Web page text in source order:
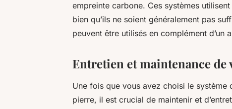
empreinte carbone. Ces systèmes
bien qu’ils ne soient généralement pas
peuvent être utilisés en complément d’un
Entretien et maintenance de
Une fois que vous avez choisi le
pierre, il est crucial de maintenir et